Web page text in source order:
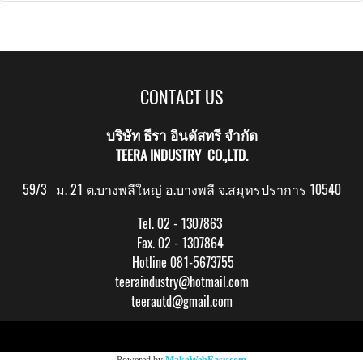
CONTACT US
บริษัท ธีรา อินดัสทรี จำกัด
TEERA INDUSTRY CO.,LTD.
59/3 ม. 21 ต.บางพลีใหญ่ อ.บางพลี จ.สมุทรปราการ 10540
Tel. 02 - 1307863
Fax. 02 - 1307864
Hotline 081-5673755
teeraindustry@hotmail.com
teerautd@gmail.com